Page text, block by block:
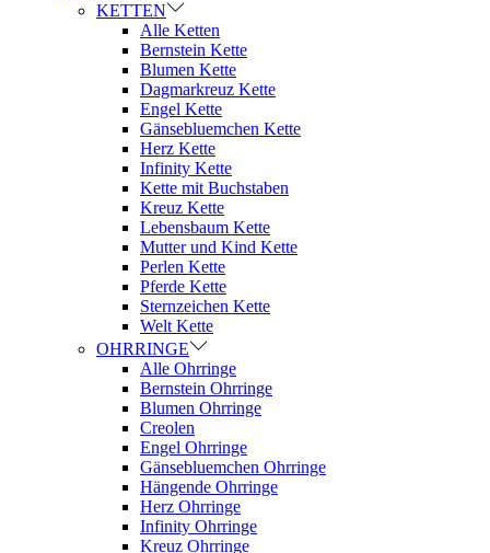
KETTEN
Alle Ketten
Bernstein Kette
Blumen Kette
Dagmarkreuz Kette
Engel Kette
Gänsebluemchen Kette
Herz Kette
Infinity Kette
Kette mit Buchstaben
Kreuz Kette
Lebensbaum Kette
Mutter und Kind Kette
Perlen Kette
Pferde Kette
Sternzeichen Kette
Welt Kette
OHRRINGE
Alle Ohrringe
Bernstein Ohrringe
Blumen Ohrringe
Creolen
Engel Ohrringe
Gänsebluemchen Ohrringe
Hängende Ohrringe
Herz Ohrringe
Infinity Ohrringe
Kreuz Ohrringe